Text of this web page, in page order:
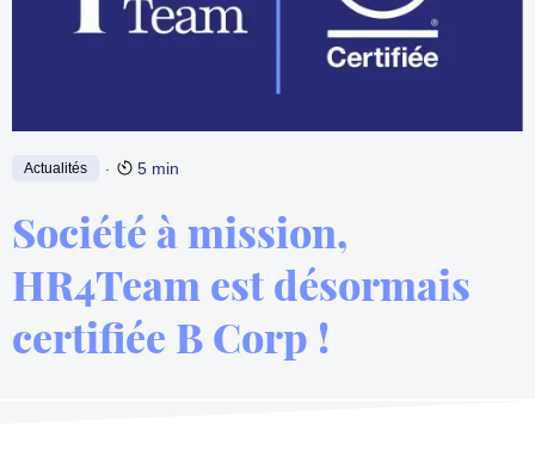
Actualités . 5 min
Société à mission,
HR4Team est désormais
certifiée B Corp !